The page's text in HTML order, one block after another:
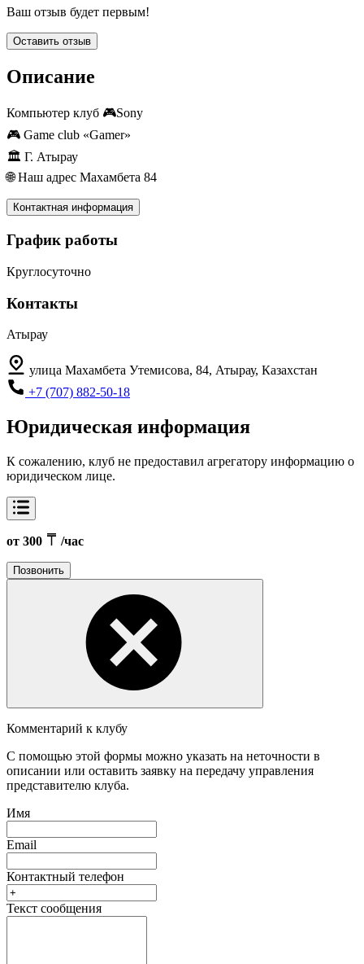
Ваш отзыв будет первым!
Оставить отзыв
Описание
Компьютер клуб 🎮Sony
🎮 Game club «Gamer»
🏛 Г. Атырау
🌐 Наш адрес Махамбета 84
Контактная информация
График работы
Круглосуточно
Контакты
Атырау
улица Махамбета Утемисова, 84, Атырау, Казахстан
+7 (707) 882-50-18
Юридическая информация
К сожалению, клуб не предоставил агрегатору информацию о
юридическом лице.
от 300 /час
Позвонить
Комментарий к клубу
С помощью этой формы можно указать на неточности в
описании или оставить заявку на передачу управления
представителю клуба.
Имя
Email
Контактный телефон
Текст сообщения